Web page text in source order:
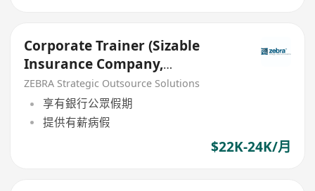
Corporate Trainer (Sizable
Insurance Company,
Renewable Contract)
ZEBRA Strategic Outsource Solutions
享有銀行公眾假期
提供有薪病假
$22K-24K/月